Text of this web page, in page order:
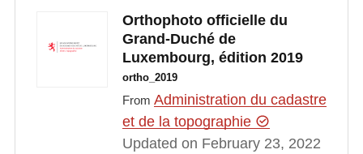
Orthophoto officielle du
Grand-Duché de
Luxembourg, édition 2019
ortho_2019
From Administration du cadastre
et de la topographie
Updated on February 23, 2022